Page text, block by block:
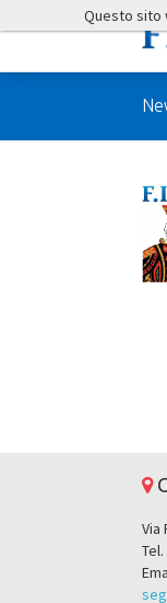
Via
Questo sito